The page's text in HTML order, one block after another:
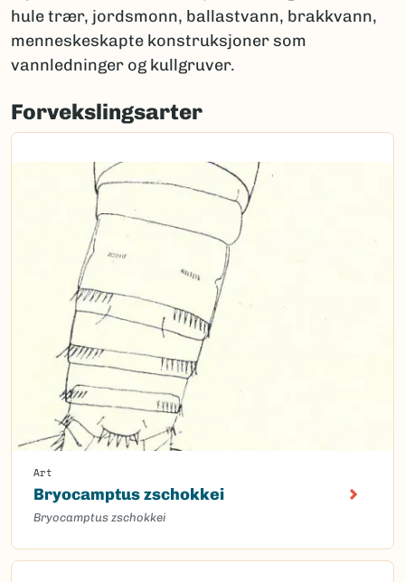
hule trær, jordsmonn, ballastvann, brakkvann,
menneskeskapte konstruksjoner som
vannledninger og kullgruver.
Forvekslingsarter
Art
Bryocamptus zschokkei
Bryocamptus zschokkei